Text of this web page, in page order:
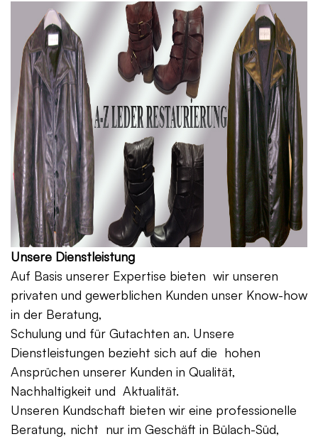
Unsere Dienstleistung
Auf Basis unserer Expertise bieten wir unseren
privaten und gewerblichen Kunden unser Know-how
in der Beratung,
Schulung und für Gutachten an. Unsere
Dienstleistungen bezieht sich auf die hohen
Ansprüchen unserer Kunden in Qualität,
Nachhaltigkeit und Aktualität.
Unseren Kundschaft bieten wir eine professionelle
Beratung, nicht nur im Geschäft in Bülach-Süd,